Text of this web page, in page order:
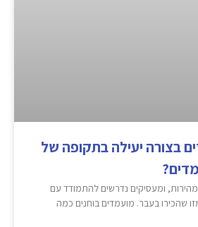
בצורה יעילה בתקופה של
ומעסיקים נדרשים להתמודד עם
שהכירו בעבר. מועמדים בוחנים כמה